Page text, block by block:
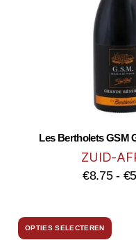
Les Bertholets GSM
ZUID-
€8.75 - €
OPTIES SELECTEREN